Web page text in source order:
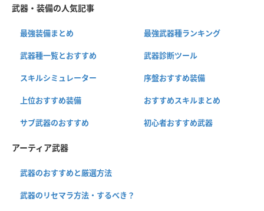
武器・装備の人気記事
最強装備まとめ 最強武器種ランキング
武器種一覧とおすすめ 武器診断ツール
スキルシミュレーター 序盤おすすめ装備
上位おすすめ装備 おすすめスキルまとめ
サブ武器のおすすめ 初心者おすすめ武器
アーティア武器
武器のおすすめと厳選方法
武器のリセマラ方法・するべき？